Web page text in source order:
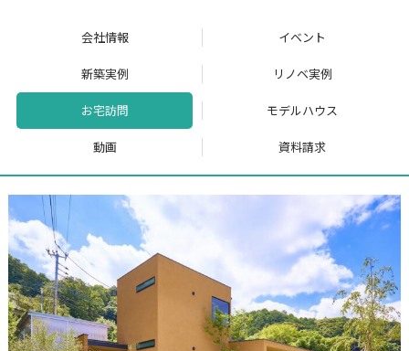
会社情報 イベント
新築実例 リノベ実例
お宅訪問 モデルハウス
動画 資料請求